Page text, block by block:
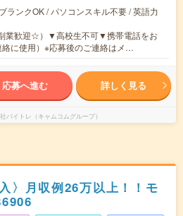
ランクOK / パソコンスキル不要 / 英語力
業歓迎☆）▼高校生不可▼携帯電話をお
に使用）※応募後のご連絡はメ…
応募へ進む 詳しく見る
バイトレ（キャムコムグループ）
〉月収例26万以上！！モ